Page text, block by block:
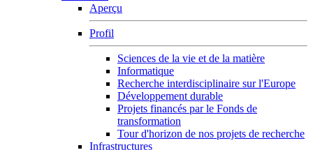
Aperçu
Profil
Sciences de la vie et de la matière
Informatique
Recherche interdisciplinaire sur l'Europe
Développement durable
Projets financés par le Fonds de
transformation
Tour d'horizon de nos projets de recherche
Infrastructures